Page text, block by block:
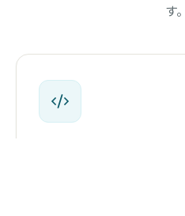
す。